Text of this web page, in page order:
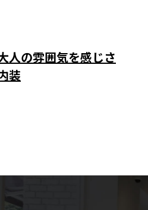
人の雰囲気を感じさ
装